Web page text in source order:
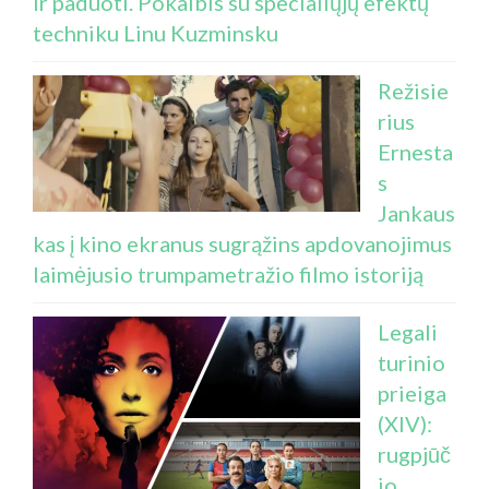
techniku Linu Kuzminsku
Režisie
rius
Ernesta
s
Jankaus
kas į kino ekranus sugrąžins apdovanojimus
laimėjusio trumpametražio filmo istoriją
Legali
turinio
prieiga
(XIV):
rugpjūč